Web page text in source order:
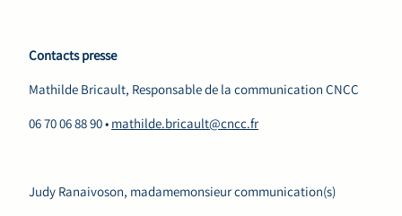
Contacts presse
Mathilde Bricault, Responsable de la communication CNCC
06 70 06 88 90 • mathilde.bricault@cncc.fr
Judy Ranaivoson, madamemonsieur communication(s)